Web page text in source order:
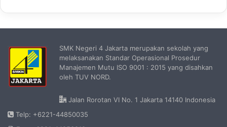
SMK Negeri 4 Jakarta merupakan sekolah yang
melaksanakan Standar Operasional Prosedur
Manajemen Mutu ISO 9001 : 2015 yang disahkan
oleh TUV NORD.
Jalan Rorotan VI No. 1 Jakarta 14140 Indonesia
Telp: +6221-44850035